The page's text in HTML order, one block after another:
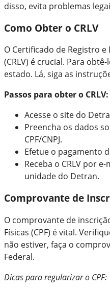
disso, evita problemas
Como Obter o CRLV
O Certificado de Registro
(CRLV) é crucial. Para
estado. Lá, siga as
Passos para obter o CRLV:
Acesse o site do
Preencha os dados
CPF/CNPJ.
Efetue o pagamento
Receba o CRLV por
unidade do Detran.
Comprovante de
O comprovante de
Físicas (CPF) é vital.
não estiver, faça o
Federal.
Dicas para regularizar o CPF: